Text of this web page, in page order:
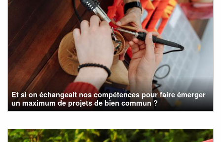
Et si on échangeait nos compétences pour faire émerger
un maximum de projets de bien commun ?